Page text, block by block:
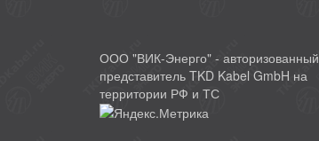
ООО "ВИК-Энерго" - авторизованный
представитель TKD Kabel GmbH на
территории РФ и ТС